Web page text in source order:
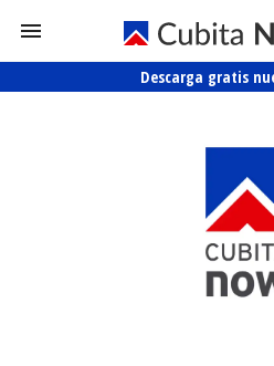
Descarga gratis